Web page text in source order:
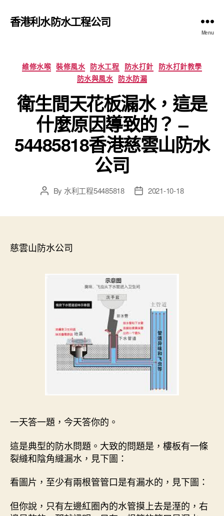
香港利水防水工程公司
Menu
Categories
維修水喉 裝修風水 防水工程 防水打針 防水打針教學
防水與風水 防水防漏
衛生間天花板漏水，這是
什麼原因導致的？ –
54485818香港慈雲山防水
公司
PostBy 水利工程54485818
Post2021-10-18
慈雲山防水公司
一天答一題，今天答你的。
這是典型的防水問題。大致的問題是，樓板有一條
裂縫和陰角縫漏水，見下圖：
看圖片，至少有兩根管管口是有漏水的，見下圖：
但你說，只有左邊紅圈內的水管摸上去是溼的，右